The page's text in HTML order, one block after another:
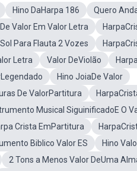
Hino DaHarpa 186
Quero
Valor Em Valor Letra
Para Flauta 2 Vozes
Letra Valor DeViolão
Hino JoiaDe Valor
De ValorPartitura
Musical SiguinificadoE O
Crista EmPartitura
Biblico Valor ES
Hino
2 Tons a Menos Valor DeUma